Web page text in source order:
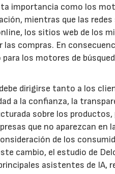
importancia como los
mientras que las
los sitios web de los
compras. En
los motores de
dirigirse tanto a los
a la confianza, la
sobre los
que no aparezcan en
de los
cambio, el estudio de
asistentes de IA,